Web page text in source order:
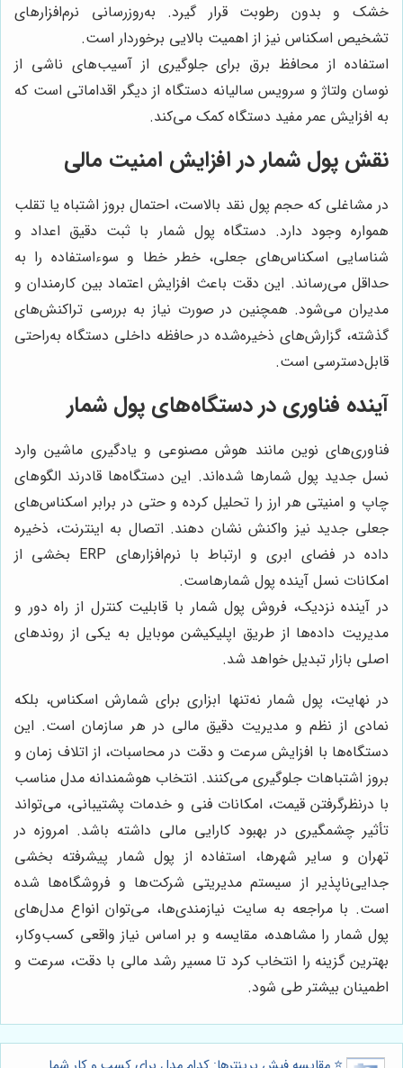
خشک و بدون رطوبت قرار گیرد. به‌روزرسانی نرم‌افزارهای
تشخیص اسکناس نیز از اهمیت بالایی برخوردار است.
استفاده از محافظ برق برای جلوگیری از آسیب‌های ناشی از
نوسان ولتاژ و سرویس سالیانه دستگاه از دیگر اقداماتی است که
به افزایش عمر مفید دستگاه کمک می‌کند.
نقش پول شمار در افزایش امنیت مالی
در مشاغلی که حجم پول نقد بالاست، احتمال بروز اشتباه یا تقلب
همواره وجود دارد. دستگاه پول شمار با ثبت دقیق اعداد و
شناسایی اسکناس‌های جعلی، خطر خطا و سوءاستفاده را به
حداقل می‌رساند. این دقت باعث افزایش اعتماد بین کارمندان و
مدیران می‌شود. همچنین در صورت نیاز به بررسی تراکنش‌های
گذشته، گزارش‌های ذخیره‌شده در حافظه داخلی دستگاه به‌راحتی
قابل‌دسترسی است.
آینده فناوری در دستگاه‌های پول شمار
فناوری‌های نوین مانند هوش مصنوعی و یادگیری ماشین وارد
نسل جدید پول شمارها شده‌اند. این دستگاه‌ها قادرند الگوهای
چاپ و امنیتی هر ارز را تحلیل کرده و حتی در برابر اسکناس‌های
جعلی جدید نیز واکنش نشان دهند. اتصال به اینترنت، ذخیره
داده در فضای ابری و ارتباط با نرم‌افزارهای ERP بخشی از
امکانات نسل آینده پول شمارهاست.
در آینده نزدیک، فروش پول شمار با قابلیت کنترل از راه دور و
مدیریت داده‌ها از طریق اپلیکیشن موبایل به یکی از روندهای
اصلی بازار تبدیل خواهد شد.
در نهایت، پول شمار نه‌تنها ابزاری برای شمارش اسکناس، بلکه
نمادی از نظم و مدیریت دقیق مالی در هر سازمان است. این
دستگاه‌ها با افزایش سرعت و دقت در محاسبات، از اتلاف زمان و
بروز اشتباهات جلوگیری می‌کنند. انتخاب هوشمندانه مدل مناسب
با درنظرگرفتن قیمت، امکانات فنی و خدمات پشتیبانی، می‌تواند
تأثیر چشمگیری در بهبود کارایی مالی داشته باشد. امروزه در
تهران و سایر شهرها، استفاده از پول شمار پیشرفته بخشی
جدایی‌ناپذیر از سیستم مدیریتی شرکت‌ها و فروشگاه‌ها شده
است. با مراجعه به سایت نیازمندی‌ها، می‌توان انواع مدل‌های
پول شمار را مشاهده، مقایسه و بر اساس نیاز واقعی کسب‌وکار،
بهترین گزینه را انتخاب کرد تا مسیر رشد مالی با دقت، سرعت و
اطمینان بیشتر طی شود.